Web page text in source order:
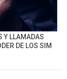
Y LLAMADAS
DE LOS SIM